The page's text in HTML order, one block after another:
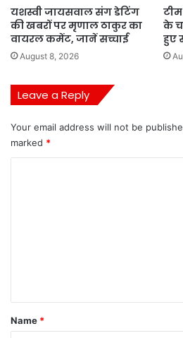
यशस्वी जायसवाल संग डेटिंग
की खबरों पर मृणाल ठाकुर का
वायरल कमेंट, जानें सच्चाई
August 8, 2026
के
हुए
Leave a Reply
Your email address will not be
marked *
*
Name *